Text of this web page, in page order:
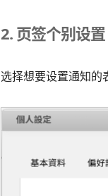
2. 页签个别设置
选择想要设置通知的